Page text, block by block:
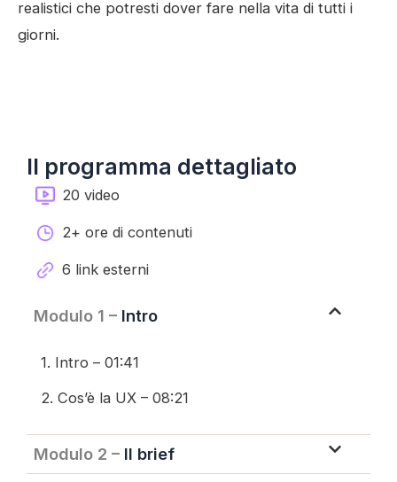
realistici che potresti dover fare nella vita di tutti i
giorni.
Il programma dettagliato
20 video
2+ ore di contenuti
6 link esterni
Modulo 1 – Intro
1. Intro – 01:41
2. Cos’è la UX – 08:21
Modulo 2 – Il brief